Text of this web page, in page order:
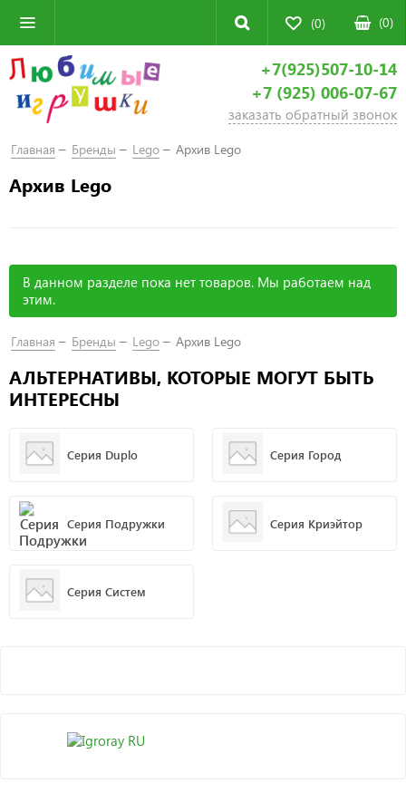
(0) (0)
+7(925)507-10-14
+7 (925) 006-07-67
заказать обратный звонок
Главная Бренды Lego Архив Lego
Архив Lego
В данном разделе пока нет товаров. Мы работаем над
этим.
Главная Бренды Lego Архив Lego
АЛЬТЕРНАТИВЫ, КОТОРЫЕ МОГУТ БЫТЬ
ИНТЕРЕСНЫ
Серия Duplo Серия Город
Серия Подружки Серия Криэйтор
Серия Систем